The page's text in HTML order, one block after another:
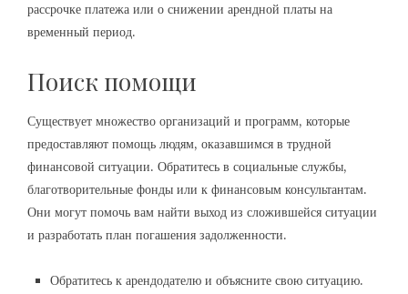
рассрочке платежа или о снижении арендной платы на
временный период.
Поиск помощи
Существует множество организаций и программ, которые
предоставляют помощь людям, оказавшимся в трудной
финансовой ситуации. Обратитесь в социальные службы,
благотворительные фонды или к финансовым консультантам.
Они могут помочь вам найти выход из сложившейся ситуации
и разработать план погашения задолженности.
Обратитесь к арендодателю и объясните свою ситуацию.